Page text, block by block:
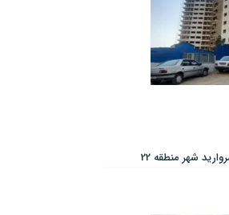
شهر منطقه 22